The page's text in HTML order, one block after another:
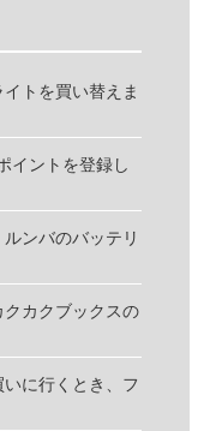
イトを買い替えま
イントを登録し
ルンバのバッテリ
カクブックスの
いに行くとき、フ